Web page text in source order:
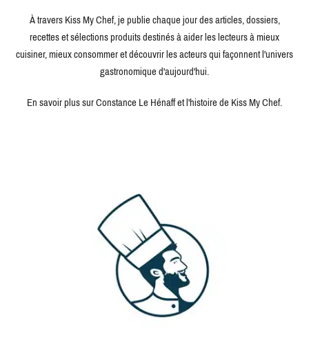
À travers Kiss My Chef, je publie chaque jour des articles, dossiers,
recettes et sélections produits destinés à aider les lecteurs à mieux
cuisiner, mieux consommer et découvrir les acteurs qui façonnent l'univers
gastronomique d'aujourd'hui.
En savoir plus sur Constance Le Hénaff et l'histoire de Kiss My Chef.